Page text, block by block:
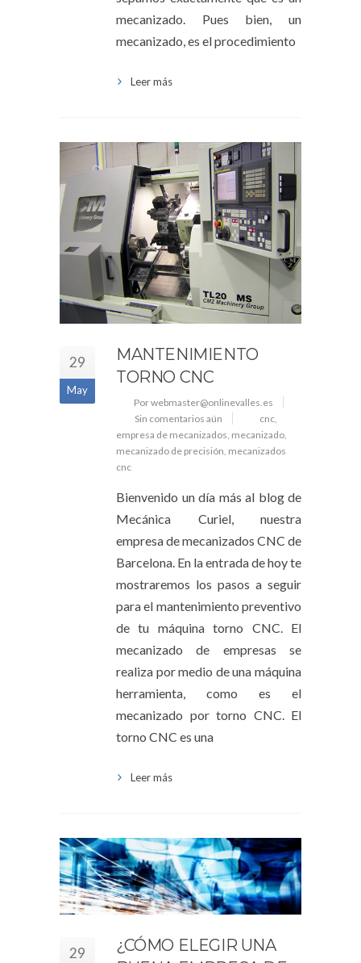
mecanizado. Pues bien, un
mecanizado, es el procedimiento
Leer más
29
May
MANTENIMIENTO
TORNO CNC
Por webmaster@onlinevalles.es
Sin comentarios aún
cnc
empresa de mecanizados mecanizado
mecanizado de precisión mecanizados
cnc
Bienvenido un día más al blog de
Mecánica Curiel, nuestra
empresa de mecanizados CNC de
Barcelona. En la entrada de hoy te
mostraremos los pasos a seguir
para el mantenimiento preventivo
de tu máquina torno CNC. El
mecanizado de empresas se
realiza por medio de una máquina
herramienta, como es el
mecanizado por torno CNC. El
torno CNC es una
Leer más
29
¿CÓMO ELEGIR UNA